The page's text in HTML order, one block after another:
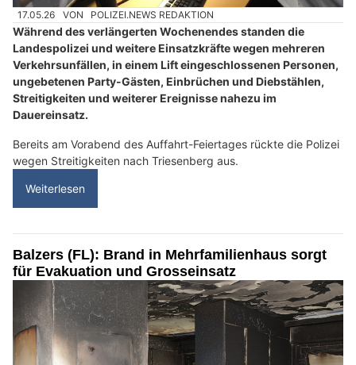
17.05.26 VON POLIZEI.NEWS REDAKTION
Während des verlängerten Wochenendes standen die
Landespolizei und weitere Einsatzkräfte wegen mehreren
Verkehrsunfällen, in einem Lift eingeschlossenen Personen,
ungebetenen Party-Gästen, Einbrüchen und Diebstählen,
Streitigkeiten und weiterer Ereignisse nahezu im
Dauereinsatz.
Bereits am Vorabend des Auffahrt-Feiertages rückte die Polizei
wegen Streitigkeiten nach Triesenberg aus.
Weiterlesen
Balzers (FL): Brand in Mehrfamilienhaus sorgt
für Evakuation und Grosseinsatz